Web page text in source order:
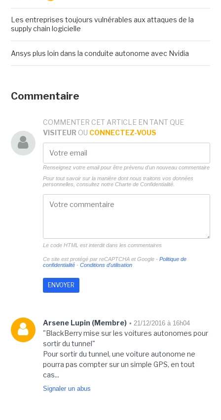
Les entreprises toujours vulnérables aux attaques de la
supply chain logicielle
Ansys plus loin dans la conduite autonome avec Nvidia
Commentaire
COMMENTER CET ARTICLE EN TANT QUE
VISITEUR OU CONNECTEZ-VOUS
Renseignez votre email pour être prévenu d'un nouveau commentaire
Pour tout savoir sur la manière dont nous traitons vos données
personnelles, consultez notre Charte de Confidentialité.
Le code HTML est interdit dans les commentaires
Ce site est protégé par reCAPTCHA et Google - Politique de
confidentialité- Conditions d'utilisation
Arsene Lupin (Membre) • 21/12/2016 à 16h04
"BlackBerry mise sur les voitures autonomes pour
sortir du tunnel"
Pour sortir du tunnel, une voiture autonome ne
pourra pas compter sur un simple GPS, en tout
cas...
Signaler un abus